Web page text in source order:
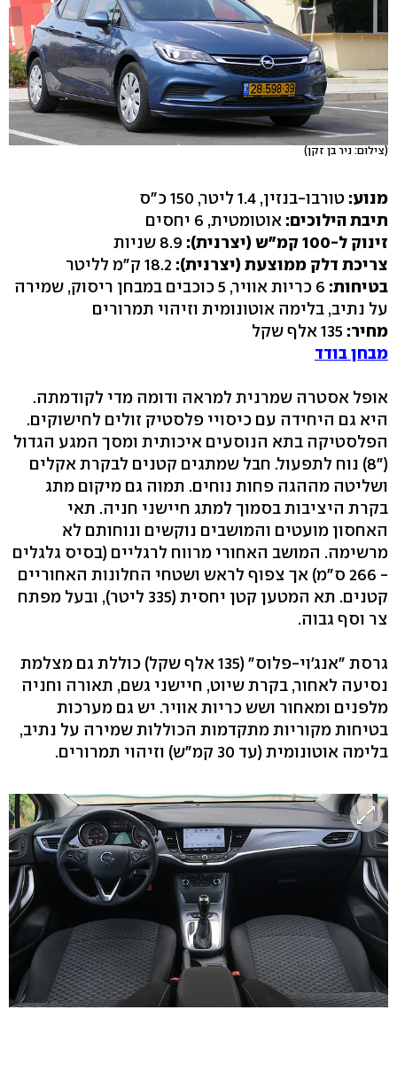
(צילום: ניר בן זקן)
מנוע: טורבו-בנזין, 1.4 ליטר, 150 כ"ס
תיבת הילוכים: אוטומטית, 6 יחסים
זינוק ל-100 קמ"ש (יצרנית):
צריכת דלק ממוצעת (יצרנית):
בטיחות:
6 כריות אוויר, 5 כוכבים במבחן ריסוק, שמירה
על נתיב, בלימה אוטונומית וזיהוי תמרורים
מחיר:
מבחן בודד
אופל אסטרה שמרנית למראה ודומה מדי לקודמתה.
היא גם היחידה עם כיסויי פלסטיק זולים לחישוקים.
הפלסטיקה בתא הנוסעים איכותית ומסך המגע הגדול
("8) נוח לתפעול. חבל שמתגים קטנים לבקרת אקלים
ושליטה מההגה פחות נוחים. תמוה גם מיקום מתג
בקרת היציבות בסמוך למתג חיישני חניה. תאי
האחסון מועטים והמושבים נוקשים ונוחותם לא
מרשימה. המושב האחורי מרווח לרגליים (בסיס גלגלים
- 266 ס"מ) אך צפוף לראש ושטחי החלונות האחוריים
קטנים. תא המטען קטן יחסית (335 ליטר), ובעל מפתח
צר וסף גבוה.
גרסת "אנג'וי-פלוס" (135 אלף שקל) כוללת גם מצלמת
נסיעה לאחור, בקרת שיוט, חיישני גשם, תאורה וחניה
מלפנים ומאחור ושש כריות אוויר. יש גם מערכות
בטיחות מקוריות מתקדמות הכוללות שמירה על נתיב,
בלימה אוטונומית (עד 30 קמ"ש) וזיהוי תמרורים.